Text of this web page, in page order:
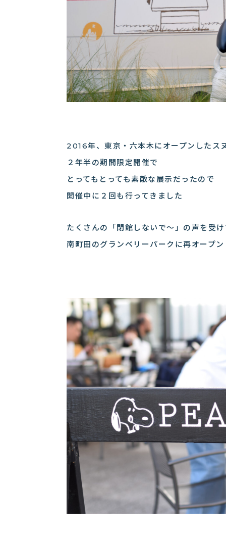
2016年、東京・六本木にオープンしたス
２年半の期間限定開催で
とってもとっても素敵な展示だったので
開催中に２回も行ってきました
たくさんの「閉館しないで〜」の声を受
南町田のグランベリーパークに再オープン